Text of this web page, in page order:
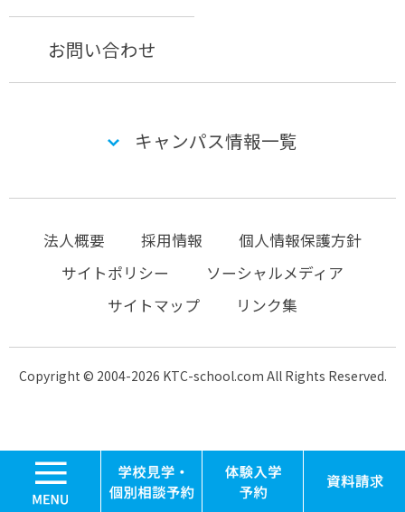
学校見学・個別相
体験入
お問い合わせ
キャンパス情報一覧
法人概要 採用情報
個人情報保護方針
サイトポリシー
ソーシャルメディア
サイトマップ
リンク集
Copyright © 2004-2026 KTC-school.com All Rights Reserved.